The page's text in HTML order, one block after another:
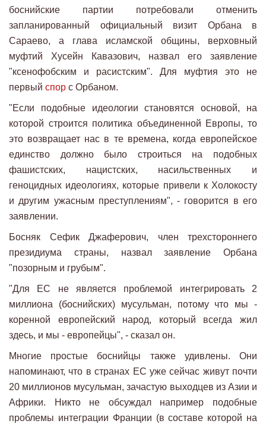
боснийские партии потребовали отменить
запланированный официальный визит Орбана в
Сараево, а глава исламской общины, верховный
муфтий Хусейн Кавазович, назвал его заявление
"ксенофобским и расистским". Для муфтия это не
первый спор с Орбаном.
"Если подобные идеологии становятся основой, на
которой строится политика объединенной Европы, то
это возвращает нас в те времена, когда европейское
единство должно было строиться на подобных
фашистских, нацистских, насильственных и
геноцидных идеологиях, которые привели к Холокосту
и другим ужасным преступлениям", - говорится в его
заявлении.
Босняк Сефик Джаферович, член трехстороннего
президиума страны, назвал заявление Орбана
"позорным и грубым".
"Для ЕС не является проблемой интегрировать 2
миллиона (боснийских) мусульман, потому что мы -
коренной европейский народ, который всегда жил
здесь, и мы - европейцы", - сказал он.
Многие простые боснийцы также удивлены. Они
напоминают, что в странах ЕС уже сейчас живут почти
20 миллионов мусульман, зачастую выходцев из Азии и
Африки. Никто не обсуждал например подобные
проблемы интеграции Франции (в составе которой на